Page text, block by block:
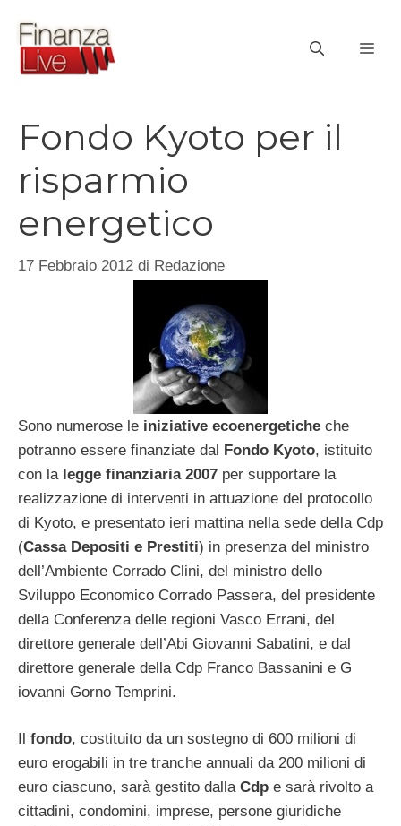
contenuto
Fondo Kyoto per il
risparmio
energetico
17 Febbraio 2012 di Redazione
Sono numerose le iniziative ecoenergetiche che
potranno essere finanziate dal Fondo Kyoto, istituito
con la legge finanziaria 2007 per supportare la
realizzazione di interventi in attuazione del protocollo
di Kyoto, e presentato ieri mattina nella sede della Cdp
(Cassa Depositi e Prestiti) in presenza del ministro
dell’Ambiente Corrado Clini, del ministro dello
Sviluppo Economico Corrado Passera, del presidente
della Conferenza delle regioni Vasco Errani, del
direttore generale dell’Abi Giovanni Sabatini, e dal
direttore generale della Cdp Franco Bassanini e G
iovanni Gorno Temprini.
fondo, costituito da un sostegno di 600 milioni di
euro erogabili in tre tranche annuali da 200 milioni di
euro ciascuno, sarà gestito dalla Cdp e sarà rivolto a
cittadini, condomini, imprese, persone giuridiche